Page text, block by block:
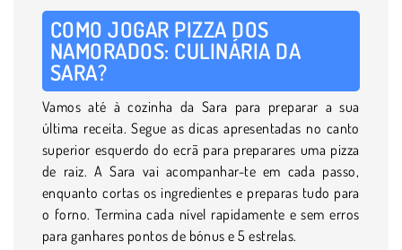
COMO JOGAR PIZZA DOS
NAMORADOS: CULINÁRIA DA
SARA?
Vamos até à cozinha da Sara para preparar a sua
última receita. Segue as dicas apresentadas no canto
superior esquerdo do ecrã para preparares uma pizza
de raiz. A Sara vai acompanhar-te em cada passo,
enquanto cortas os ingredientes e preparas tudo para
o forno. Termina cada nível rapidamente e sem erros
para ganhares pontos de bónus e 5 estrelas.